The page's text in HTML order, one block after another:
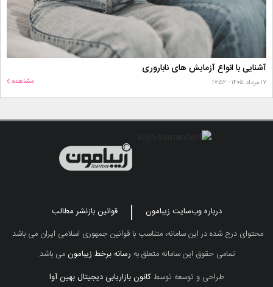
آشنایی با انواع آزمایش های ناباروری
۱۷ مرداد ۱۴۰۵ - ۱۷:۵۲ مشاهده
درباره وب‌سایت زیبامون
قوانین بازنشر مطالب
محتوای درج شده در این سامانه، متناسب با قوانین جمهوری اسلامی ایران می باشد.
تمامی حقوق این سامانه متعلق به رسانه برخط زیبامونمی باشد.
طراحی و توسعه توسطکانون بازاریابی دیجیتال بهین آوا